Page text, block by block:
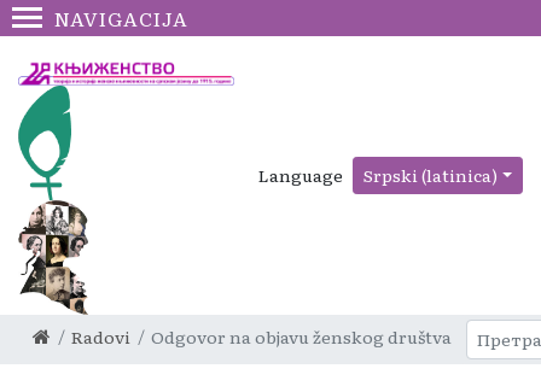
NAVIGACIJA
Language Srpski (latinica)
Radovi Odgovor na objavu ženskog društva